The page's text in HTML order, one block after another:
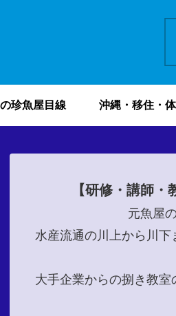
珍魚屋目線 沖縄・移住・
【研修・講師
元魚屋
水産流通の川上から川
大手企業からの捌き教